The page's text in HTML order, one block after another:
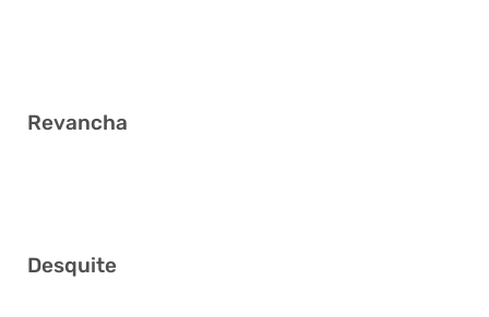
Revancha
Desquite